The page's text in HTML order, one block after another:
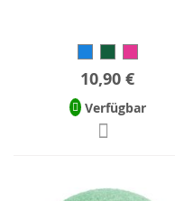
10,90 €
Verfügbar